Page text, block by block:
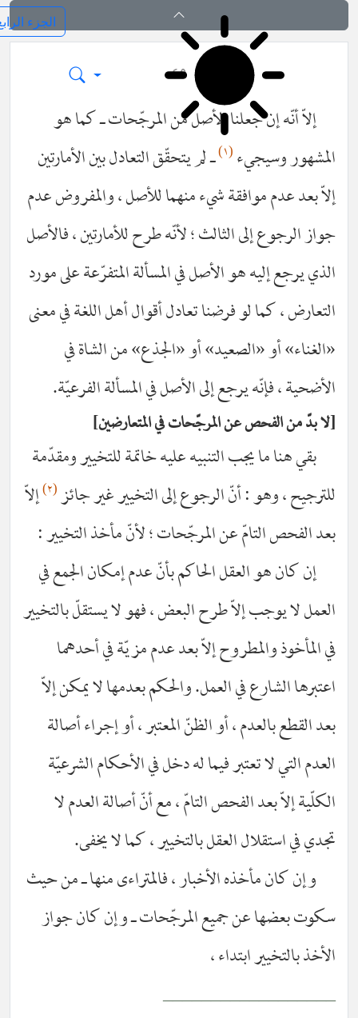
فرائد الاصول (رسائل)
إلاّ أنّه إن جعلنا الأصل من المرجّحات ـ كما هو
وسيجيء(١) ـ لم يتحقّق التعادل بين الأمارتين
بعد عدم موافقة شيء منهما للأصل ، والمفروض عدم
الرجوع إلى الثالث ؛ لأنّه طرح للأمارتين ، فالأصل
يرجع إليه هو الأصل في المسألة المتفرّعة على مورد
، كما لو فرضنا تعادل أقوال أهل اللغة في معنى
أو «الصعيد» أو «الجذع» من الشاة في
، فإنّه يرجع إلى الأصل في المسألة الفرعيّة.
بدّ من الفحص عن المرجّحات في المتعارضين
بقي هنا ما يجب التنبيه عليه خاتمة للتخيير ومقدّمة
، وهو : أنّ الرجوع إلى التخيير غير جائز(٢) إلاّ
الفحص التامّ عن المرجّحات ؛ لأنّ مأخذ التخيير :
إن كان هو العقل الحاكم بأنّ عدم إمكان الجمع في
لا يوجب إلاّ طرح البعض ، فهو لا يستقلّ بالتخيير
والمطروح إلاّ بعد عدم مزيّة في أحدهما
الشارع في العمل. والحكم بعدمها لا يمكن إلاّ
القطع بالعدم ، أو الظنّ المعتبر ، أو إجراء أصالة
التي لا تعتبر فيما له دخل في الأحكام الشرعيّة
إلاّ بعد الفحص التامّ ، مع أنّ أصالة العدم لا
في استقلال العقل بالتخيير ، كما لا يخفى.
وإن كان مأخذه الأخبار ، فالمتراءى منها ـ من حيث
بعضها عن جميع المرجّحات ـ وإن كان جواز
بالتخيير ابتداء ،